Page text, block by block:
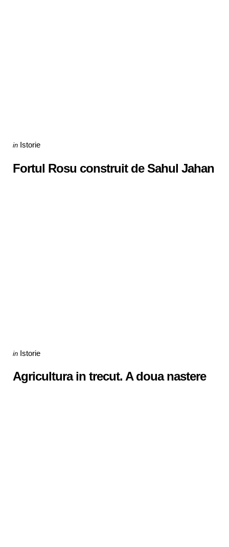
Categories
Posted
in Istorie
Fortul Rosu construit de Sahul Jahan
Categories
Posted
in Istorie
Agricultura in trecut. A doua nastere